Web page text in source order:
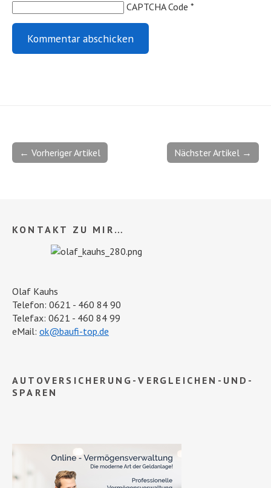
CAPTCHA Code *
Nächster Artikel →
← Vorheriger Artikel
KONTAKT ZU MIR…
Olaf Kauhs
Telefon: 0621 - 460 84 90
Telefax: 0621 - 460 84 99
eMail: ok@baufi-top.de
AUTOVERSICHERUNG-VERGLEICHEN-UND-
SPAREN